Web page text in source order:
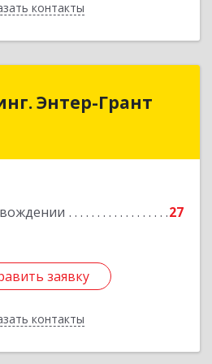
контакты
Назад
Энтер-Грант
27
заявку
контакты
Энтер-Грант
край, Геленджик г,
заявку
Назад